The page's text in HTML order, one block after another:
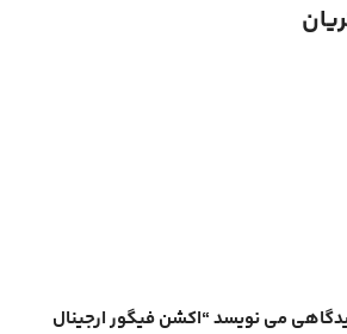
می نویسد “اکشن فیگور ارجینال